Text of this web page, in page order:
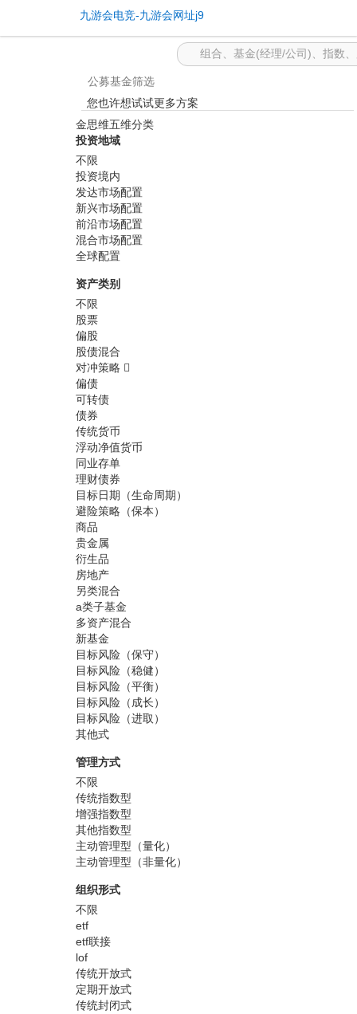
基金筛选 -九游会电竞
九游会电竞-九游会网址j9
公募基金筛选
您也许想试试更多方案
金思维五维分类
投资地域
不限
投资境内
发达市场配置
新兴市场配置
前沿市场配置
混合市场配置
全球配置
资产类别
不限
股票
偏股
股债混合
对冲策略
偏债
可转债
债券
传统货币
浮动净值货币
同业存单
理财债券
目标日期（生命周期）
避险策略（保本）
商品
贵金属
衍生品
房地产
另类混合
a类子基金
多资产混合
新基金
目标风险（保守）
目标风险（稳健）
目标风险（平衡）
目标风险（成长）
目标风险（进取）
其他式
管理方式
不限
传统指数型
增强指数型
其他指数型
主动管理型（量化）
主动管理型（非量化）
组织形式
不限
etf
etf联接
lof
传统开放式
定期开放式
传统封闭式